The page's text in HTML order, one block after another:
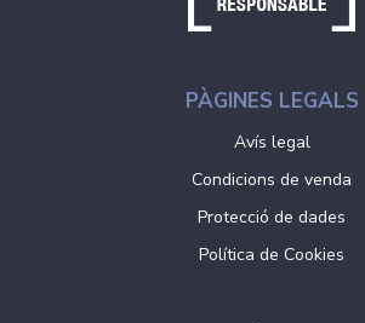
PÀGINES LEGALS
Avís legal
Condicions de venda
Protecció de dades
Política de Cookies